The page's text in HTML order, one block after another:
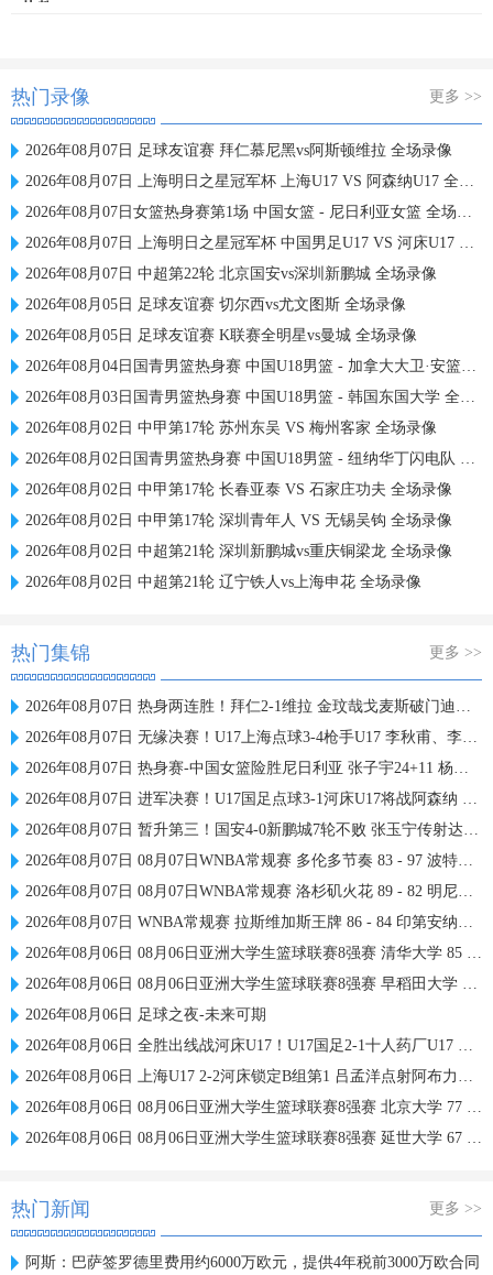
热门录像 更多 >>
2026年08月07日 足球友谊赛 拜仁慕尼黑vs阿斯顿维拉 全场录像
2026年08月07日 上海明日之星冠军杯 上海U17 VS 阿森纳U17 全场录像
2026年08月07日女篮热身赛第1场 中国女篮 - 尼日利亚女篮 全场录像
2026年08月07日 上海明日之星冠军杯 中国男足U17 VS 河床U17 全场录像
2026年08月07日 中超第22轮 北京国安vs深圳新鹏城 全场录像
2026年08月05日 足球友谊赛 切尔西vs尤文图斯 全场录像
2026年08月05日 足球友谊赛 K联赛全明星vs曼城 全场录像
2026年08月04日国青男篮热身赛 中国U18男篮 - 加拿大大卫·安篮球学院 全场录像
2026年08月03日国青男篮热身赛 中国U18男篮 - 韩国东国大学 全场录像
2026年08月02日 中甲第17轮 苏州东吴 VS 梅州客家 全场录像
2026年08月02日国青男篮热身赛 中国U18男篮 - 纽纳华丁闪电队 全场录像
2026年08月02日 中甲第17轮 长春亚泰 VS 石家庄功夫 全场录像
2026年08月02日 中甲第17轮 深圳青年人 VS 无锡吴钩 全场录像
2026年08月02日 中超第21轮 深圳新鹏城vs重庆铜梁龙 全场录像
2026年08月02日 中超第21轮 辽宁铁人vs上海申花 全场录像
热门集锦 更多 >>
2026年08月07日 热身两连胜！拜仁2-1维拉 金玟哉戈麦斯破门迪亚斯替补建功
2026年08月07日 无缘决赛！U17上海点球3-4枪手U17 李秋甫、李文博失点王启戎扑点
2026年08月07日 热身赛-中国女篮险胜尼日利亚 张子宇24+11 杨舒予12+6
2026年08月07日 进军决赛！U17国足点球3-1河床U17将战阿森纳 江宇涵替补两扑点
2026年08月07日 暂升第三！国安4-0新鹏城7轮不败 张玉宁传射达万双响法比奥破门
2026年08月07日 08月07日WNBA常规赛 多伦多节奏 83 - 97 波特兰火焰 集锦
2026年08月07日 08月07日WNBA常规赛 洛杉矶火花 89 - 82 明尼苏达山猫 全场集锦
2026年08月07日 WNBA常规赛 拉斯维加斯王牌 86 - 84 印第安纳狂热 全场集锦
2026年08月06日 08月06日亚洲大学生篮球联赛8强赛 清华大学 85 - 81 菲律宾大学 集锦
2026年08月06日 08月06日亚洲大学生篮球联赛8强赛 早稻田大学 78 - 71 高丽大学 集锦
2026年08月06日 足球之夜-未来可期
2026年08月06日 全胜出线战河床U17！U17国足2-1十人药厂U17 赵松源登场1分钟传射
2026年08月06日 上海U17 2-2河床锁定B组第1 吕孟洋点射阿布力米破门 将战A组第2
2026年08月06日 08月06日亚洲大学生篮球联赛8强赛 北京大学 77 - 79 上海交通大学 集锦
2026年08月06日 08月06日亚洲大学生篮球联赛8强赛 延世大学 67 - 72 政治大学 集锦
热门新闻 更多 >>
阿斯：巴萨签罗德里费用约6000万欧元，提供4年税前3000万欧合同